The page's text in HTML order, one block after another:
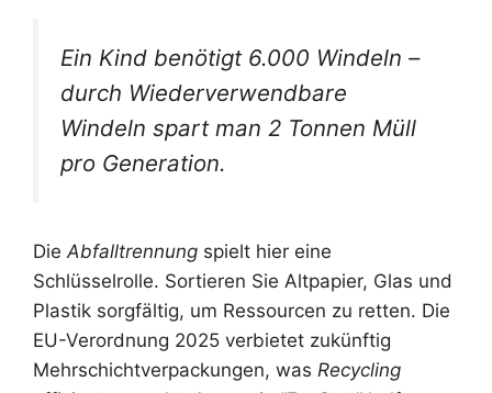
Ein Kind benötigt 6.000 Windeln –
durch Wiederverwendbare
Windeln spart man 2 Tonnen Müll
pro Generation.
Die Abfalltrennung spielt hier eine
Schlüsselrolle. Sortieren Sie Altpapier, Glas und
Plastik sorgfältig, um Ressourcen zu retten. Die
EU-Verordnung 2025 verbietet zukünftig
Mehrschichtverpackungen, was Recycling